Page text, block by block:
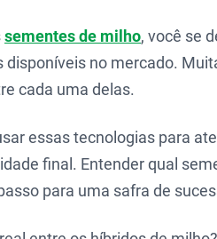
sementes de milho, você se
no mercado.
cada uma delas.
essas tecnologias para
final. Entender qual
para uma safra de